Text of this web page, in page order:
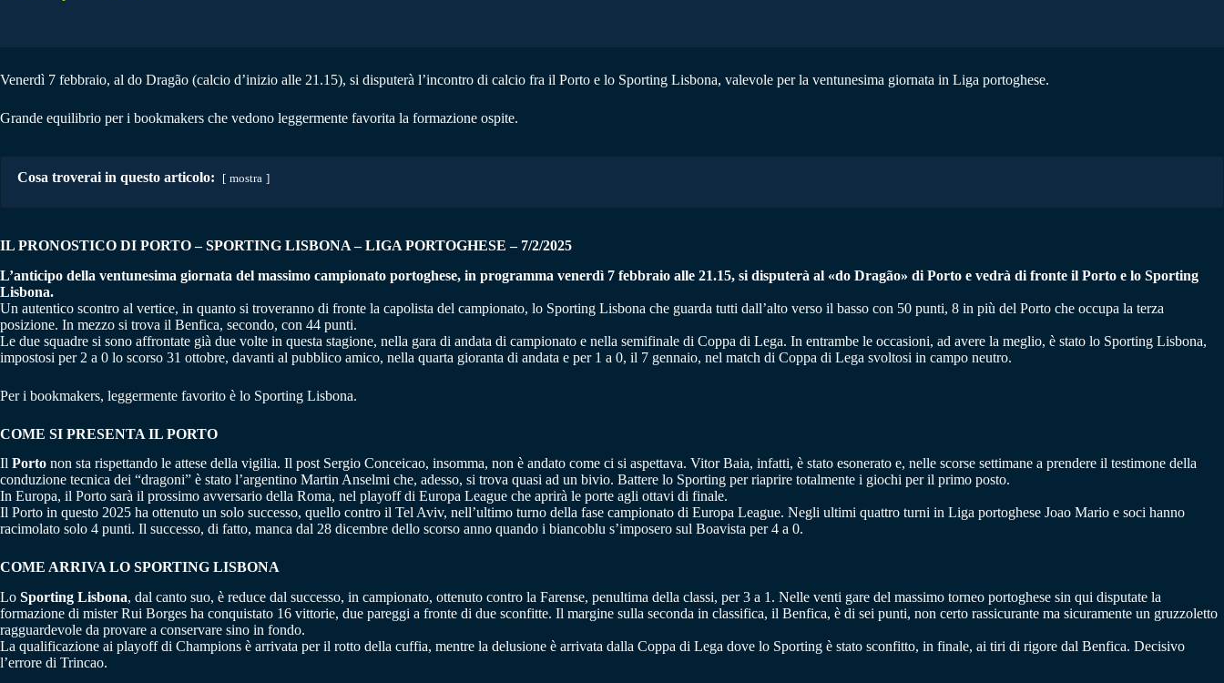
Venerdì 7 febbraio, al do Dragão (calcio d’inizio alle 21.15), si disputerà l’incontro di calcio fra il Porto e lo Sporting Lisbona, valevole per la ventunesima giornata in Liga portoghese.
Grande equilibrio per i bookmakers che vedono leggermente favorita la formazione ospite.
Cosa troverai in questo articolo: mostra
IL PRONOSTICO DI PORTO – SPORTING LISBONA–LIGA PORTOGHESE – 7/2/2025
L’anticipo della ventunesima giornata del massimo campionato portoghese, in programma venerdì 7 febbraio alle 21.15, si disputerà al «do Dragão» di Porto e vedrà di fronte il Porto e lo Sporting
Lisbona.
Un autentico scontro al vertice, in quanto si troveranno di fronte la capolista del campionato, lo Sporting Lisbona che guarda tutti dall’alto verso il basso con 50 punti, 8 in più del Porto che occupa la terza
posizione. In mezzo si trova il Benfica, secondo, con 44 punti.
Le due squadre si sono affrontate già due volte in questa stagione, nella gara di andata di campionato e nella semifinale di Coppa di Lega. In entrambe le occasioni, ad avere la meglio, è stato lo Sporting Lisbona,
impostosi per 2 a 0 lo scorso 31 ottobre, davanti al pubblico amico, nella quarta gioranta di andata e per 1 a 0, il 7 gennaio, nel match di Coppa di Lega svoltosi in campo neutro.
Per i bookmakers, leggermente favorito è lo Sporting Lisbona.
COME SI PRESENTA IL PORTO
Il Porto non sta rispettando le attese della vigilia. Il post Sergio Conceicao, insomma, non è andato come ci si aspettava. Vitor Baia, infatti, è stato esonerato e, nelle scorse settimane a prendere il testimone della
conduzione tecnica dei “dragoni” è stato l’argentino Martin Anselmi che, adesso, si trova quasi ad un bivio. Battere lo Sporting per riaprire totalmente i giochi per il primo posto.
In Europa, il Porto sarà il prossimo avversario della Roma, nel playoff di Europa League che aprirà le porte agli ottavi di finale.
Il Porto in questo 2025 ha ottenuto un solo successo, quello contro il Tel Aviv, nell’ultimo turno della fase campionato di Europa League. Negli ultimi quattro turni in Liga portoghese Joao Mario e soci hanno
racimolato solo 4 punti. Il successo, di fatto, manca dal 28 dicembre dello scorso anno quando i biancoblu s’imposero sul Boavista per 4 a 0.
COME ARRIVA LO SPORTING LISBONA
Lo Sporting Lisbona, dal canto suo, è reduce dal successo, in campionato, ottenuto contro la Farense, penultima della classi, per 3 a 1. Nelle venti gare del massimo torneo portoghese sin qui disputate la
formazione di mister Rui Borges ha conquistato 16 vittorie, due pareggi a fronte di due sconfitte. Il margine sulla seconda in classifica, il Benfica, è di sei punti, non certo rassicurante ma sicuramente un gruzzoletto
ragguardevole da provare a conservare sino in fondo.
La qualificazione ai playoff di Champions è arrivata per il rotto della cuffia, mentre la delusione è arrivata dalla Coppa di Lega dove lo Sporting è stato sconfitto, in finale, ai tiri di rigore dal Benfica. Decisivo
l’errore di Trincao.